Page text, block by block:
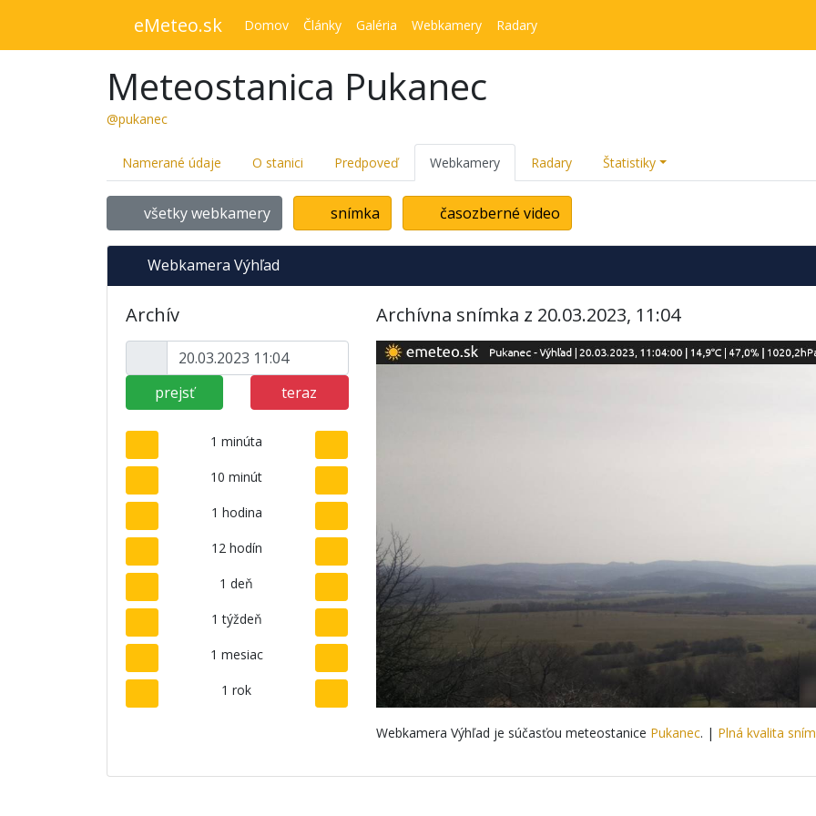
eMeteo.sk Domov Články Galéria Webkamery Radary
Meteostanica Pukanec
@pukanec
Namerané údaje O stanici Predpoveď Webkamery Radary Štatistiky
všetky webkamery snímka časozberné video
Webkamera Výhľad
Archív
prejsť teraz
1 minúta
10 minút
1 hodina
12 hodín
1 deň
1 týždeň
1 mesiac
1 rok
Archívna snímka z 20.03.2023, 11:04
Webkamera Výhľad je súčasťou meteostanice Pukanec. | Plná kvalita